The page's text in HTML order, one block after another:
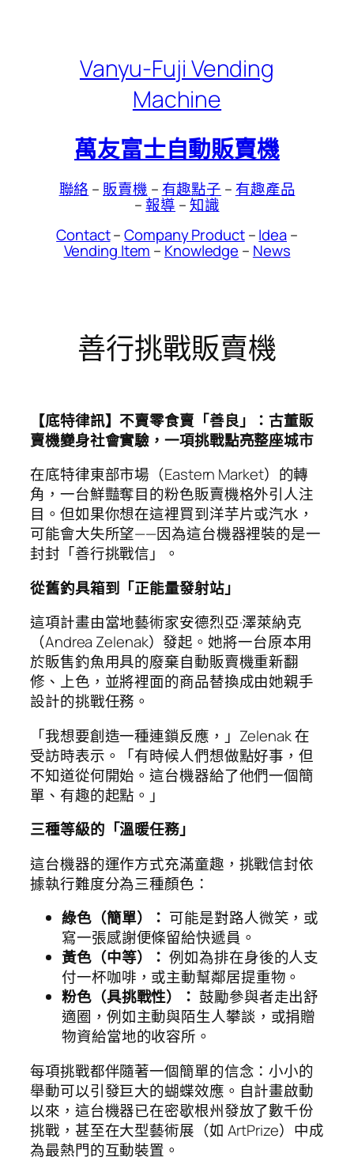
Vanyu-Fuji Vending
Machine
萬友富士自動販賣機
聯絡 – 販賣機 – 有趣點子 – 有趣產品
–報導 –知識
Contact–Company Product–Idea–
Vending Item – Knowledge – News
善行挑戰販賣機
【底特律訊】不賣零食賣「善良」：古董販
賣機變身社會實驗，一項挑戰點亮整座城市
在底特律東部市場（Eastern Market）的轉
角，一台鮮豔奪目的粉色販賣機格外引人注
目。但如果你想在這裡買到洋芋片或汽水，
可能會大失所望——因為這台機器裡裝的是一
封封「善行挑戰信」。
從舊釣具箱到「正能量發射站」
這項計畫由當地藝術家安德烈亞·澤萊納克
（Andrea Zelenak）發起。她將一台原本用
於販售釣魚用具的廢棄自動販賣機重新翻
修、上色，並將裡面的商品替換成由她親手
設計的挑戰任務。
「我想要創造一種連鎖反應，」Zelenak 在
受訪時表示。「有時候人們想做點好事，但
不知道從何開始。這台機器給了他們一個簡
單、有趣的起點。」
三種等級的「溫暖任務」
這台機器的運作方式充滿童趣，挑戰信封依
據執行難度分為三種顏色：
綠色（簡單）： 可能是對路人微笑，或
寫一張感謝便條留給快遞員。
黃色（中等）： 例如為排在身後的人支
付一杯咖啡，或主動幫鄰居提重物。
粉色（具挑戰性）： 鼓勵參與者走出舒
適圈，例如主動與陌生人攀談，或捐贈
物資給當地的收容所。
每項挑戰都伴隨著一個簡單的信念：小小的
舉動可以引發巨大的蝴蝶效應。自計畫啟動
以來，這台機器已在密歇根州發放了數千份
挑戰，甚至在大型藝術展（如 ArtPrize）中成
為最熱門的互動裝置。